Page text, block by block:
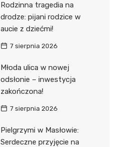
Rodzinna tragedia na
drodze: pijani rodzice w
aucie z dziećmi!
7 sierpnia 2026
Młoda ulica w nowej
odsłonie – inwestycja
zakończona!
7 sierpnia 2026
Pielgrzymi w Masłowie:
Serdeczne przyjęcie na